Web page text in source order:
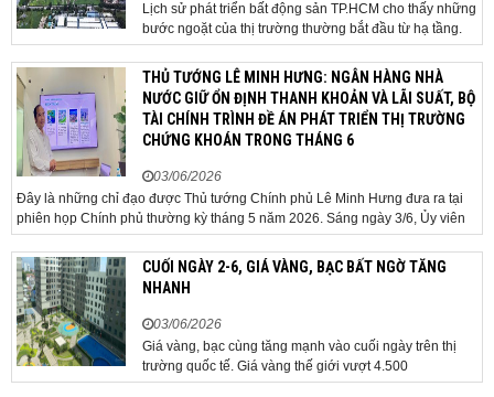
Lịch sử phát triển bất động sản TP.HCM cho thấy những
bước ngoặt của thị trường thường bắt đầu từ hạ tầng.
Khi các tuyến kết nối liên vùng đồng loạt tăng tốc, cấu
trúc phát triển đô thị đang dần thay đổi, mở ra những
hành lang tăng trưởng mới và kéo theo quá...
THỦ TƯỚNG LÊ MINH HƯNG: NGÂN HÀNG NHÀ
NƯỚC GIỮ ỔN ĐỊNH THANH KHOẢN VÀ LÃI SUẤT, BỘ
TÀI CHÍNH TRÌNH ĐỀ ÁN PHÁT TRIỂN THỊ TRƯỜNG
CHỨNG KHOÁN TRONG THÁNG 6
03/06/2026
Đây là những chỉ đạo được Thủ tướng Chính phủ Lê Minh Hưng đưa ra tại
phiên họp Chính phủ thường kỳ tháng 5 năm 2026. Sáng ngày 3/6, Ủy viên
Bộ Chính trị, Bí thư Đảng ủy Chính phủ, Thủ tướng Chính phủ Lê Minh Hưng
đã chủ trì phiên họp Chính phủ thường...CUỐI NGÀY 2-6, GIÁ VÀNG, BẠC BẤT NGỜ TĂNG
NHANH
03/06/2026
Giá vàng, bạc cùng tăng mạnh vào cuối ngày trên thị
trường quốc tế. Giá vàng thế giới vượt 4.500
USD/ounce. Cuối ngày 2-6, giá vàng hôm nay trên thị